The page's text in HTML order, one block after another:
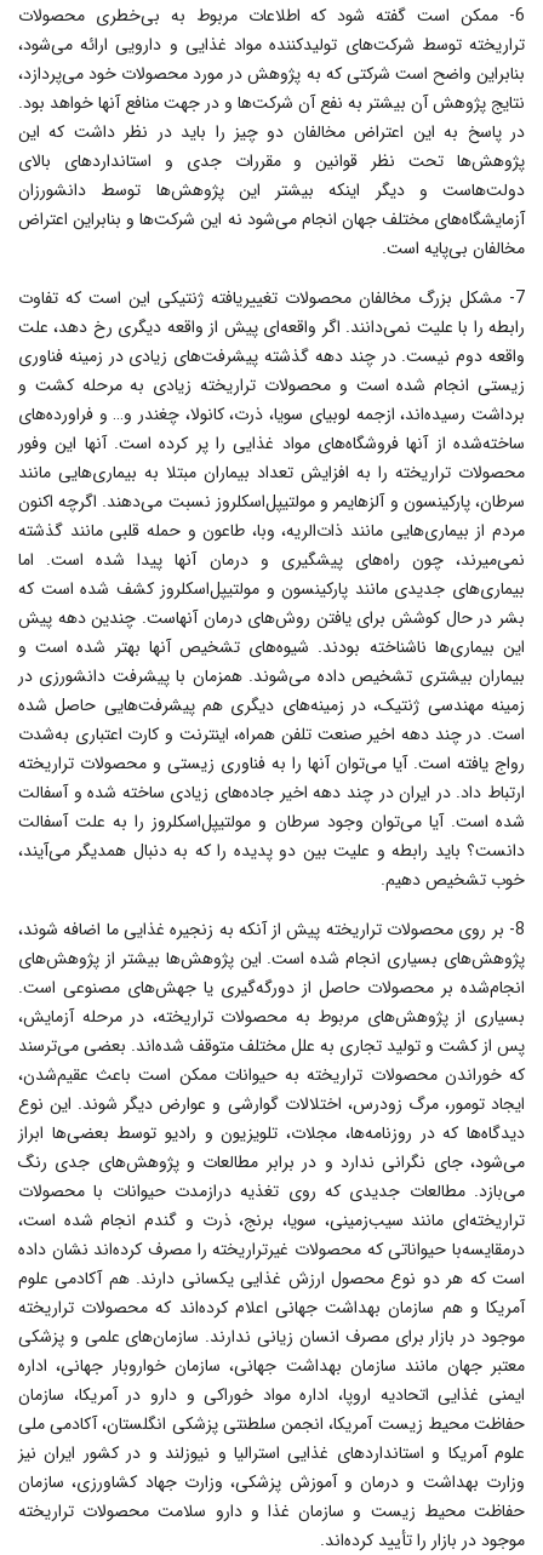
6- ممکن است گفته شود که اطلاعات مربوط به بى‌خطرى محصولات
تراریخته توسط شرکت‌هاى تولیدکننده مواد غذایى و دارویى ارائه مى‌شود،
بنابراین واضح است شرکتى که به پژوهش در مورد محصولات خود مى‌پردازد،
نتایج پژوهش آن بیشتر به نفع آن شرکت‌ها و در جهت منافع آنها خواهد بود.
در پاسخ به این اعتراض مخالفان دو چیز را باید در نظر داشت که این
پژوهش‌ها تحت نظر قوانین و مقررات جدى و استانداردهاى بالاى
دولت‌هاست و دیگر اینکه بیشتر این پژوهش‌ها توسط دانشورزان
آزمایشگاه‌هاى مختلف جهان انجام مى‌شود نه این شرکت‌ها و بنابراین اعتراض
مخالفان بى‌پایه است.
7- مشکل بزرگ مخالفان محصولات تغییریافته ژنتیکى این است که تفاوت
رابطه را با علیت نمى‌دانند. اگر واقعه‌اى پیش از واقعه دیگرى رخ دهد، علت
واقعه دوم نیست. در چند دهه گذشته پیشرفت‌هاى زیادى در زمینه فناورى
زیستى انجام شده است و محصولات تراریخته زیادى به مرحله کشت و
برداشت رسیده‌اند، ازجمه لوبیاى سویا، ذرت، کانولا، چغندر و… و فراورده‌هاى
ساخته‌شده از آنها فروشگاه‌هاى مواد غذایى را پر کرده است. آنها این وفور
محصولات تراریخته را به افزایش تعداد بیماران مبتلا به بیماری‌هایى مانند
سرطان، پارکینسون و آلزهایمر و مولتیپل‌اسکلروز نسبت مى‌دهند. اگرچه اکنون
مردم از بیماری‌هایى مانند ذات‌الریه، وبا، طاعون و حمله قلبى مانند گذشته
نمى‌میرند، چون راه‌هاى پیشگیرى و درمان آنها پیدا شده است. اما
بیمارى‌هاى جدیدى مانند پارکینسون و مولتیپل‌اسکلروز کشف شده است که
بشر در حال کوشش براى یافتن روش‌هاى درمان آنهاست. چندین دهه پیش
این بیمارى‌ها ناشناخته بودند. شیوه‌هاى تشخیص آنها بهتر شده است و
بیماران بیشترى تشخیص داده مى‌شوند. همزمان با پیشرفت دانشورزى در
زمینه مهندسى ژنتیک، در زمینه‌هاى دیگرى هم پیشرفت‌هایى حاصل شده
است. در چند دهه اخیر صنعت تلفن همراه، اینترنت و کارت اعتبارى به‌شدت
رواج یافته است. آیا مى‌توان آنها را به فناورى زیستى و محصولات تراریخته
ارتباط داد. در ایران در چند دهه اخیر جاده‌هاى زیادى ساخته شده و آسفالت
شده است. آیا مى‌توان وجود سرطان و مولتیپل‌اسکلروز را به علت آسفالت
دانست؟ باید رابطه و علیت بین دو پدیده را که به دنبال همدیگر مى‌آیند،
خوب تشخیص دهیم.
8- بر روى محصولات تراریخته پیش از آنکه به زنجیره غذایى ما اضافه شوند،
پژوهش‌هاى بسیارى انجام شده است. این پژوهش‌ها بیشتر از پژوهش‌هاى
انجام‌شده بر محصولات حاصل از دورگه‌گیرى یا جهش‌هاى مصنوعى است.
بسیارى از پژوهش‌هاى مربوط به محصولات تراریخته، در مرحله آزمایش،
پس از کشت و تولید تجارى به علل مختلف متوقف شده‌اند. بعضى مى‌ترسند
که خوراندن محصولات تراریخته به حیوانات ممکن است باعث عقیم‌شدن،
ایجاد تومور، مرگ زودرس، اختلالات گوارشى و عوارض دیگر شوند. این نوع
دیدگاه‌ها که در روزنامه‌ها، مجلات، تلویزیون و رادیو توسط بعضى‌ها ابراز
مى‌شود، جاى نگرانى ندارد و در برابر مطالعات و پژوهش‌هاى جدى رنگ
مى‌بازد. مطالعات جدیدى که روى تغذیه درازمدت حیوانات با محصولات
تراریخته‌اى مانند سیب‌زمینى، سویا، برنج، ذرت و گندم انجام شده است،
درمقایسه‌با حیواناتى که محصولات غیرتراریخته را مصرف کرده‌اند نشان داده
است که هر دو نوع محصول ارزش غذایى یکسانى دارند. هم آکادمى علوم
آمریکا و هم سازمان بهداشت جهانى اعلام کرده‌اند که محصولات تراریخته
موجود در بازار براى مصرف انسان زیانى ندارند. سازمان‌هاى علمى و پزشکى
معتبر جهان مانند سازمان بهداشت جهانی، سازمان خواروبار جهانی، اداره
ایمنی غذایی اتحادیه اروپا، اداره مواد خوراکى و دارو در آمریکا، سازمان
حفاظت محیط زیست آمریکا، انجمن سلطنتی پزشکی انگلستان، آکادمی ملی
علوم آمریکا و استانداردهای غذایی استرالیا و نیوزلند و در کشور ایران نیز
وزارت بهداشت و درمان و آموزش پزشکی، وزارت جهاد کشاورزی، سازمان
حفاظت محیط زیست و سازمان غذا و دارو سلامت محصولات تراریخته
موجود در بازار را تأیید کرده‌اند.